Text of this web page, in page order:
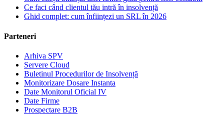
Ce faci când clientul tău intră în insolvență
Ghid complet: cum înființezi un SRL în 2026
Parteneri
Arhiva SPV
Servere Cloud
Buletinul Procedurilor de Insolvență
Monitorizare Dosare Instanta
Date Monitorul Oficial IV
Date Firme
Prospectare B2B